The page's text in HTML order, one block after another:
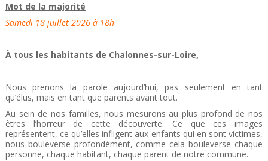
Mot de la majorité
Samedi 18 juillet 2026 à 18h
À tous les habitants de Chalonnes-sur-Loire,
Nous prenons la parole aujourd’hui, pas seulement en tant
qu’élus, mais en tant que parents avant tout.
Au sein de nos familles, nous mesurons au plus profond de nos
êtres l’horreur de cette découverte. Ce que ces images
représentent, ce qu’elles infligent aux enfants qui en sont victimes,
nous bouleverse profondément, comme cela bouleverse chaque
personne, chaque habitant, chaque parent de notre commune.